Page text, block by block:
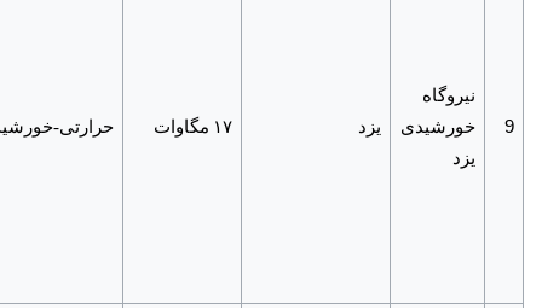
9
نیروگاه
خورشیدی
یزد
یزد ۱۷ مگاوات حرارتی-